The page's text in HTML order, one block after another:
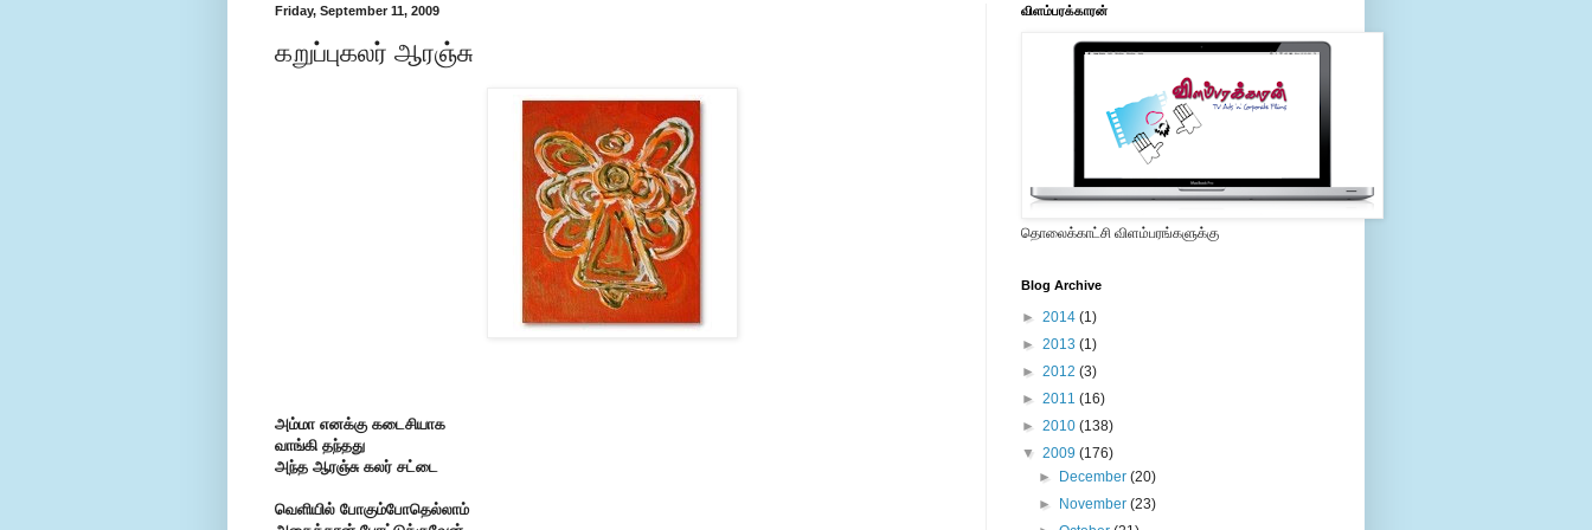
Friday, September 11, 2009
கறுப்புகலர் ஆரஞ்சு
அம்மா எனக்கு கடைசியாக
வாங்கி தந்தது
அந்த ஆரஞ்சு கலர் சட்டை
வெளியில் போகும்போதெல்லாம்
விளம்பரக்காரன்
தொலைக்காட்சி விளம்பரங்களுக்கு
Blog Archive
► 2014 (1)
► 2013 (1)
► 2012 (3)
► 2011 (16)
► 2010 (138)
▼ 2009 (176)
►
December(20)
►
November(23)